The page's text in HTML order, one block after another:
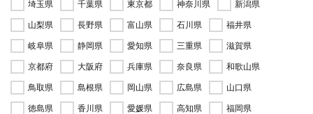
埼玉県
千葉県 東京都 神奈川県
新潟県
山梨県
長野県 富山県 石川県
福井県
岐阜県
静岡県 愛知県 三重県
滋賀県
京都府
大阪府 兵庫県 奈良県
和歌山県
鳥取県
島根県 岡山県 広島県
山口県
徳島県
香川県 愛媛県 高知県
福岡県